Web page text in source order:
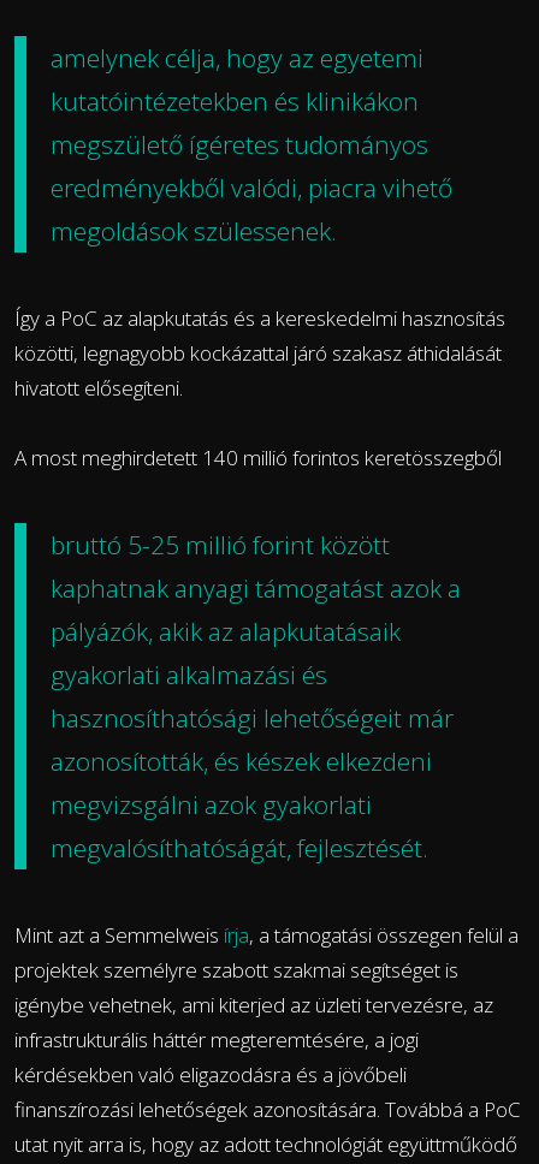
amelynek célja, hogy az egyetemi
kutatóintézetekben és klinikákon
megszülető ígéretes tudományos
eredményekből valódi, piacra vihető
megoldások szülessenek.
Így a PoC az alapkutatás és a kereskedelmi hasznosítás
közötti, legnagyobb kockázattal járó szakasz áthidalását
hivatott elősegíteni.
A most meghirdetett 140 millió forintos keretösszegből
bruttó 5-25 millió forint között
kaphatnak anyagi támogatást azok a
pályázók, akik az alapkutatásaik
gyakorlati alkalmazási és
hasznosíthatósági lehetőségeit már
azonosították, és készek elkezdeni
megvizsgálni azok gyakorlati
megvalósíthatóságát, fejlesztését.
Mint azt a Semmelweis írja, a támogatási összegen felül a
projektek személyre szabott szakmai segítséget is
igénybe vehetnek, ami kiterjed az üzleti tervezésre, az
infrastrukturális háttér megteremtésére, a jogi
kérdésekben való eligazodásra és a jövőbeli
finanszírozási lehetőségek azonosítására. Továbbá a PoC
utat nyit arra is, hogy az adott technológiát együttműködő